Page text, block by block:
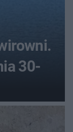
30-